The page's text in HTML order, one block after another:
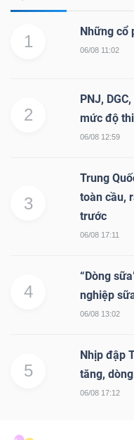
1
Những cổ
06/08 11:02
2
PNJ,
mức độ
06/08 12:59
3
Trung
toàn cầu,
trước
06/08 17:11
4
“Dòng
nghiệp
06/08 13:02
5
Nhịp đập
tăng,
06/08 17:12